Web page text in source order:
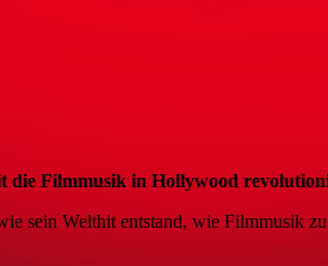
die Filmmusik in Hollywood
sein Welthit entstand, wie Filmmusik